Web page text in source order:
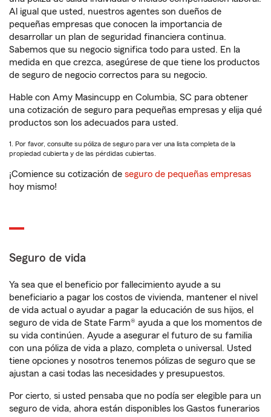
Al igual que usted, nuestros agentes son dueños de
pequeñas empresas que conocen la importancia de
desarrollar un plan de seguridad financiera continua.
Sabemos que su negocio significa todo para usted. En la
medida en que crezca, asegúrese de que tiene los productos
de seguro de negocio correctos para su negocio.
Hable con Amy Masincupp en Columbia, SC para obtener
una cotización de seguro para pequeñas empresas y elija qué
productos son los adecuados para usted.
1. Por favor, consulte su póliza de seguro para ver una lista completa de la
propiedad cubierta y de las pérdidas cubiertas.
¡Comience su cotización de seguro de pequeñas empresas
hoy mismo!
Seguro de vida
Ya sea que el beneficio por fallecimiento ayude a su
beneficiario a pagar los costos de vivienda, mantener el nivel
de vida actual o ayudar a pagar la educación de sus hijos, el
seguro de vida de State Farm® ayuda a que los momentos de
su vida continúen. Ayude a asegurar el futuro de su familia
con una póliza de vida a plazo, completa o universal. Usted
tiene opciones y nosotros tenemos pólizas de seguro que se
ajustan a casi todas las necesidades y presupuestos.
Por cierto, si usted pensaba que no podía ser elegible para un
seguro de vida, ahora están disponibles los Gastos funerarios